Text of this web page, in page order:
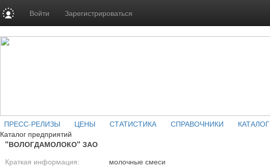
Войти Зарегистрироваться
ПРЕСС-РЕЛИЗЫ ЦЕНЫ СТАТИСТИКА СПРАВОЧНИКИ КАТАЛОГ
Каталог предприятий
"ВОЛОГДАМОЛОКО" ЗАО
Краткая информация: молочные смеси